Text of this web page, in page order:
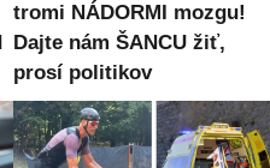
tromi NÁDORMI mozgu!
Dajte nám ŠANCU žiť,
prosí politikov